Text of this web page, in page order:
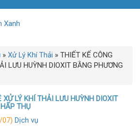
» Xử Lý Khí Thải » THIẾT KẾ CÔNG
LƯU HUỲNH DIOXIT BẰNG PHƯƠNG
XỬ LÝ KHÍ THẢI LƯU HUỲNH DIOXIT
THỤ
07) Dịch vụ